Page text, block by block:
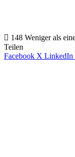
148 Weniger als
Teilen
Facebook X LinkedIn